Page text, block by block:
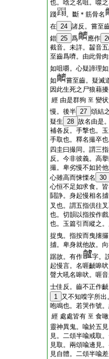
也。唅之名咀。噬
踐
。斷＊筋骨名
在 24 諸反。嘗至
錯 25 爲 應作
截音。未詳。齧音
至齒爲嚌。由此骨
如咀嚼。心疑諦理
如
嘗至齒。疑滅
因此生死之尸狼藉
經 由是群狗 至 變
慢。後半 27 頌結
疑生 28 故名由是
補各反。手撃也。
手取也。釋名撮卒
四圭曰撮同。謂三
反。今非彼義。高
撮。卑劣慢不如於
心雖高而悚慄名
30
心恒不足如求食。
鬪諍。身起慢相名
叉也。謂五指倶往
也。切韻以指按作
也。玉篇引而縱之
捉曳。指按而曳撦
摣。卑身就他故。
踞故。有作
字。
起慢言。名啀齜嗥
聲大吼名嗥吠。啀
士佳反。齒不正作齜
1 又不知喍字所出
咆鳴也。若哭作號
經 處處皆有 至 食
靈神異鬼。喩於五
見。二頌半喩戒取
見取。兩頌喩邊見
見自體。二頌半喩